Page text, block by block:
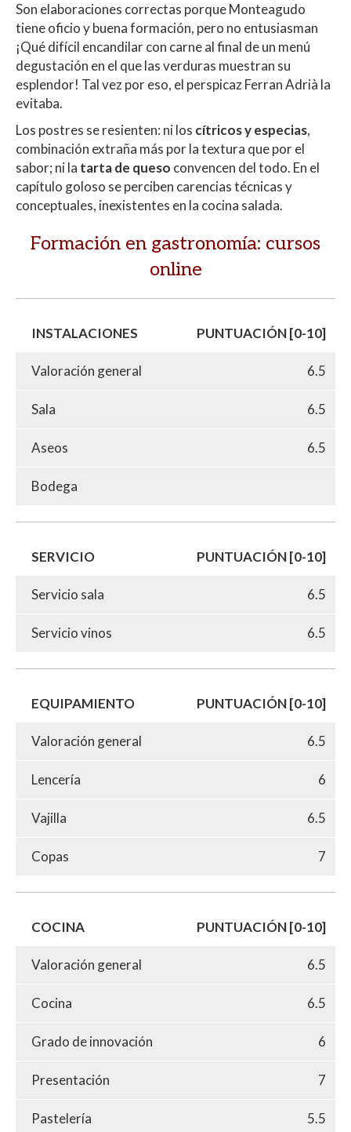
Son elaboraciones correctas porque Monteagudo
tiene oficio y buena formación, pero no entusiasman
¡Qué difícil encandilar con carne al final de un menú
degustación en el que las verduras muestran su
esplendor! Tal vez por eso, el perspicaz Ferran Adrià la
evitaba.
Los postres se resienten: ni los cítricos y especias,
combinación extraña más por la textura que por el
sabor; ni la tarta de queso convencen del todo. En el
capítulo goloso se perciben carencias técnicas y
conceptuales, inexistentes en la cocina salada.
Formación en gastronomía: cursos
online
INSTALACIONES PUNTUACIÓN [0-10]
Valoración general 6.5
Sala 6.5
Aseos 6.5
Bodega
SERVICIO PUNTUACIÓN [0-10]
Servicio sala 6.5
Servicio vinos 6.5
EQUIPAMIENTO PUNTUACIÓN [0-10]
Valoración general 6.5
Lencería 6
Vajilla 6.5
Copas 7
COCINA PUNTUACIÓN [0-10]
Valoración general 6.5
Cocina 6.5
Grado de innovación 6
Presentación 7
Pastelería 5.5